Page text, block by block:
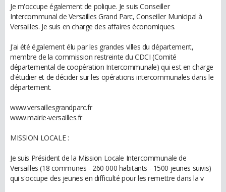
Je m'occupe également de polique. Je suis Conseiller
Intercommunal de Versailles Grand Parc, Conseiller Municipal à
Versailles. Je suis en charge des affaires économiques.
J'ai été également élu par les grandes villes du département,
membre de la commission restreinte du CDCI (Comité
départemental de coopération Intercommunale) qui est en charge
d'étudier et de décider sur les opérations intercommunales dans le
département.
www.versaillesgrandparc.fr
www.mairie-versailles.fr
MISSION LOCALE :
Je suis Président de la Mission Locale Intercommunale de
Versailles (18 communes - 260 000 habitants - 1500 jeunes suivis)
qui s'occupe des jeunes en difficulté pour les remettre dans la v